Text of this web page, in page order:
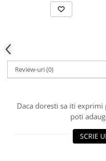
Review-uri(0)
Daca doresti sa iti exprimi
poti
SCRIE